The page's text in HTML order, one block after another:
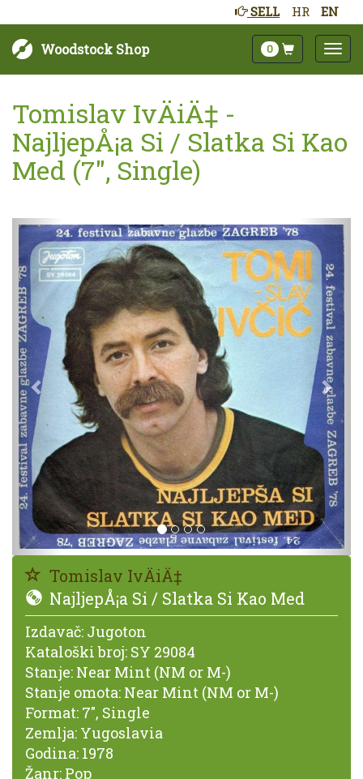
HR EN
SELL
Woodstock Shop 0
Tomislav IvÄiÄ‡ -
NajljepÅ¡a Si / Slatka Si Kao
Med (7", Single)
Sljedeće
Tomislav IvÄiÄ‡
NajljepÅ¡a Si / Slatka Si Kao Med
Izdavač: Jugoton
Kataloški broj: SY 29084
Stanje: Near Mint (NM or M-)
Stanje omota: Near Mint (NM or M-)
Format: 7", Single
Zemlja: Yugoslavia
Godina: 1978
Žanr: Pop